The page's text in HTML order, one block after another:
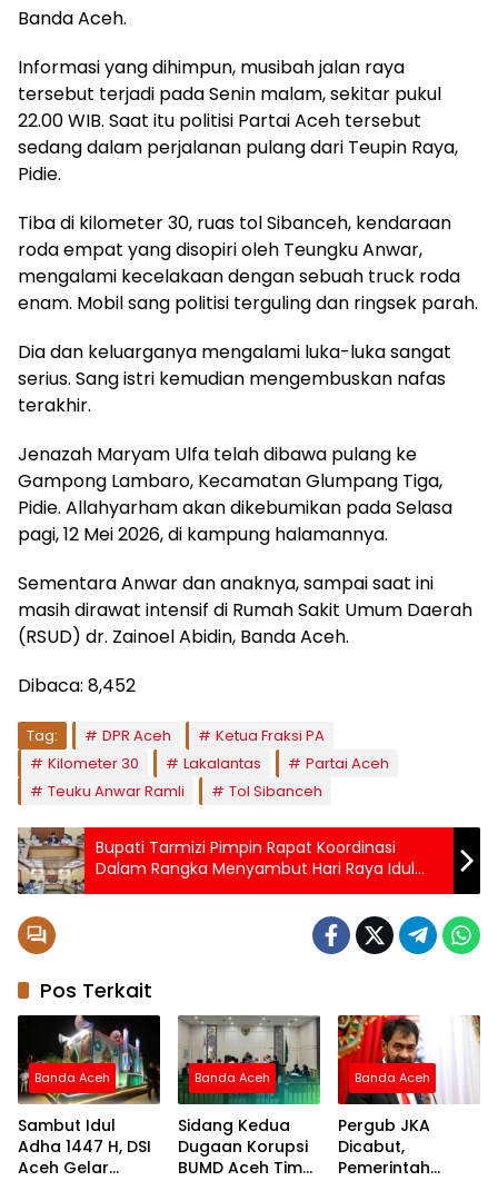
Banda Aceh.
Informasi yang dihimpun, musibah jalan raya
tersebut terjadi pada Senin malam, sekitar pukul
22.00 WIB. Saat itu politisi Partai Aceh tersebut
sedang dalam perjalanan pulang dari Teupin Raya,
Pidie.
Tiba di kilometer 30, ruas tol Sibanceh, kendaraan
roda empat yang disopiri oleh Teungku Anwar,
mengalami kecelakaan dengan sebuah truck roda
enam. Mobil sang politisi terguling dan ringsek parah.
Dia dan keluarganya mengalami luka-luka sangat
serius. Sang istri kemudian mengembuskan nafas
terakhir.
Jenazah Maryam Ulfa telah dibawa pulang ke
Gampong Lambaro, Kecamatan Glumpang Tiga,
Pidie. Allahyarham akan dikebumikan pada Selasa
pagi, 12 Mei 2026, di kampung halamannya.
Sementara Anwar dan anaknya, sampai saat ini
masih dirawat intensif di Rumah Sakit Umum Daerah
(RSUD) dr. Zainoel Abidin, Banda Aceh.
Dibaca: 8,452
Tag: DPR Aceh
Ketua Fraksi PA
Kilometer 30
Lakalantas
Partai Aceh
Teuku Anwar Ramli
Tol Sibanceh
Bupati Tarmizi Pimpin Rapat Koordinasi
Dalam Rangka Menyambut Hari Raya Idul
Adha 1447 H Dan Pembahasan isu Aktual
Pos Terkait
Banda Aceh
Sambut Idul
Adha 1447 H, DSI
Aceh Gelar
Banda Aceh
Sidang Kedua
Dugaan Korupsi
BUMD Aceh Timur
Banda Aceh
Pergub JKA
Dicabut,
Pemerintah